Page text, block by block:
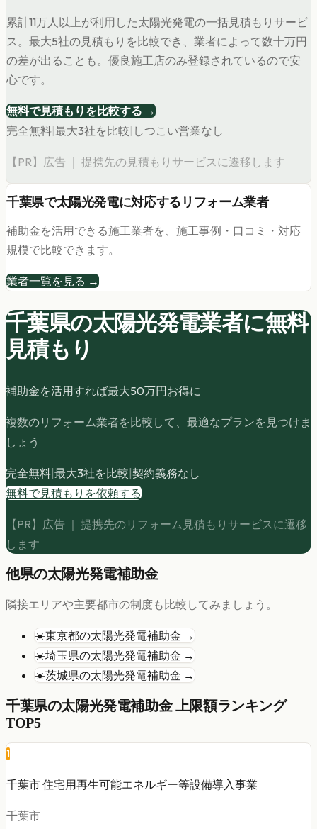
累計11万人以上が利用した太陽光発電の一括見積もりサービ
ス。最大5社の見積もりを比較でき、業者によって数十万円
の差が出ることも。優良施工店のみ登録されているので安
心です。
無料で見積もりを比較する →
完全無料 最大3社を比較 しつこい営業なし
【PR】広告 ｜ 提携先の見積もりサービスに遷移します
千葉県で太陽光発電に対応するリフォーム業者
補助金を活用できる施工業者を、施工事例・口コミ・対応
規模で比較できます。
業者一覧を見る →
千葉県の太陽光発電業者に無料
見積もり
補助金を活用すれば最大50万円お得に
複数のリフォーム業者を比較して、最適なプランを見つけま
しょう
完全無料|最大3社を比較|契約義務なし
無料で見積もりを依頼する
【PR】広告 ｜ 提携先のリフォーム見積もりサービスに遷移
します
他県の太陽光発電補助金
隣接エリアや主要都市の制度も比較してみましょう。
☀️東京都の太陽光発電補助金 →
☀️埼玉県の太陽光発電補助金 →
☀️茨城県の太陽光発電補助金 →
千葉県の太陽光発電補助金 上限額ランキング
TOP5
1
千葉市 住宅用再生可能エネルギー等設備導入事業
千葉市